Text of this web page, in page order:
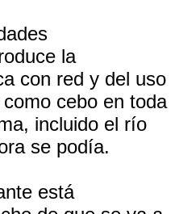
la
con red y del uso
cebo en toda
incluido el río
se podía.
está